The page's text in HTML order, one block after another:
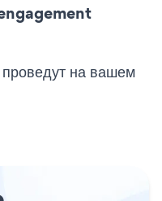
проведут на вашем